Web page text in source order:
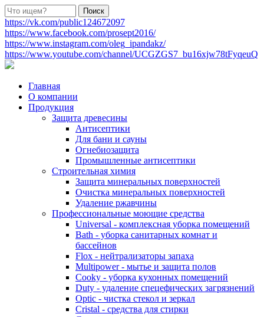
https://vk.com/public124672097
https://www.facebook.com/prosept2016/
https://www.instagram.com/oleg_ipandakz/
https://www.youtube.com/channel/UCGZGS7_bu16xjw78tFyqeuQ
Главная
О компании
Продукция
Защита древесины
Антисептики
Для бани и сауны
Огнебиозащита
Промышленные антисептики
Строительная химия
Защита минеральных поверхностей
Очистка минеральных поверхностей
Удаление ржавчины
Профессиональные моющие средства
Universal - комплексная уборка помещений
Bath - уборка санитарных комнат и
бассейнов
Flox - нейтрализаторы запаха
Multipower - мытье и защита полов
Cooky - уборка кухонных помещений
Duty - удаление спецефических загрязнений
Optic - чистка стекол и зеркал
Cristal - средства для стирки